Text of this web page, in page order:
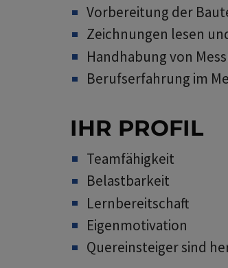
Vorbereitung der
Zeichnungen lesen
Handhabung von
Berufserfahrung im
IHR PROFIL
Teamfähigkeit
Belastbarkeit
Lernbereitschaft
Eigenmotivation
Quereinsteiger sind